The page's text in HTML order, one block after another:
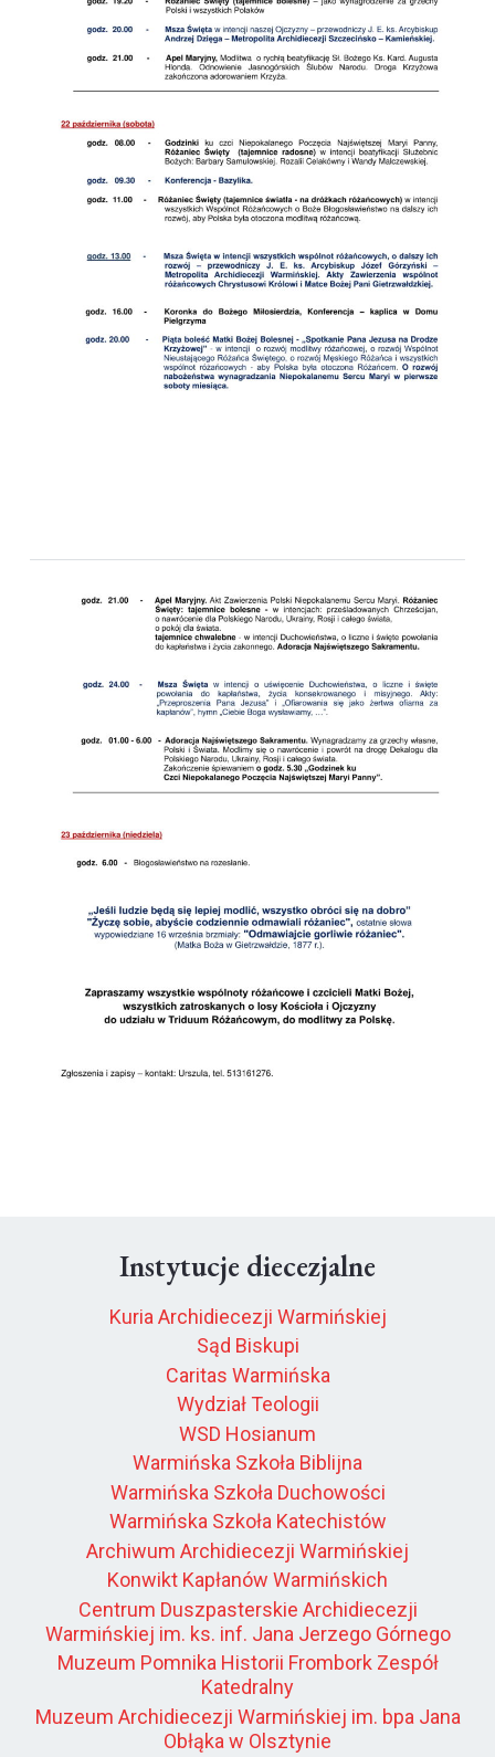
Instytucje diecezjalne
Kuria Archidiecezji Warmińskiej
Sąd Biskupi
Caritas Warmińska
Wydział Teologii
WSD Hosianum
Warmińska Szkoła Biblijna
Warmińska Szkoła Duchowości
Warmińska Szkoła Katechistów
Archiwum Archidiecezji Warmińskiej
Konwikt Kapłanów Warmińskich
Centrum Duszpasterskie Archidiecezji
Warmińskiej im. ks. inf. Jana Jerzego Górnego
Muzeum Pomnika Historii Frombork Zespół
Katedralny
Muzeum Archidiecezji Warmińskiej im. bpa Jana
Obłąka w Olsztynie